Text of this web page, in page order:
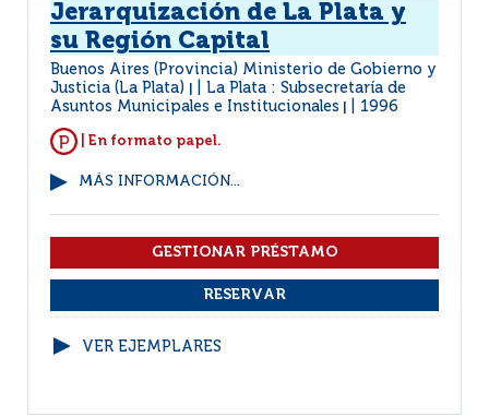
Jerarquización de La Plata y
su Región Capital
Buenos Aires (Provincia) Ministerio de Gobierno y
Justicia (La Plata)
La Plata : Subsecretaría de
Asuntos Municipales e Institucionales
1996
| En formato papel.
MÁS INFORMACIÓN...
VER EJEMPLARES